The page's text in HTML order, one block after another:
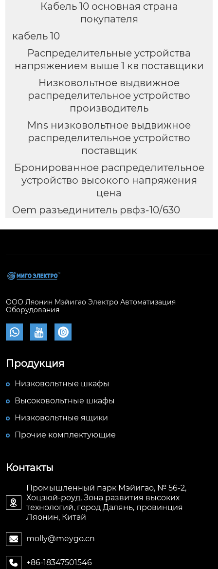
Кабель 10 основная страна
покупателя
кабель 10
Распределительные устройства
напряжением выше 1 кв поставщики
Низковольтное выдвижное
распределительное устройство
производитель
Mns низковольтное выдвижное
распределительное устройство
поставщик
Бронированное распределительное
устройство высокого напряжения
цена
Oem разъединитель рвфз-10/630
ООО Ляонин Мэйигао Электро Автоматизация
Оборудования
  
Продукция
Низковольтные шкафы
Высоковольтные шкафы
Низковольтные ящики
Прочие комплектующие
Контакты

Промышленный парк Мэйигао, № 56-2,
Хоцзюй-роуд, Зона развития высоких
технологий, город Далянь, провинция
Ляонин, Китай
 molly@meygo.cn
 +86-18347501546